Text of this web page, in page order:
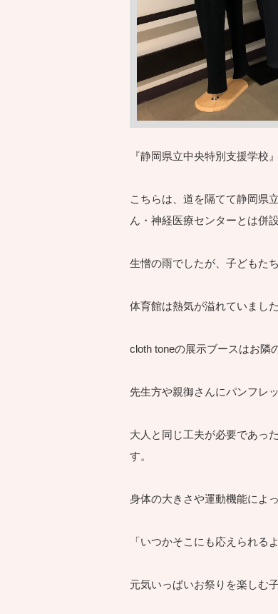
『静岡県立中央特別支援学校
こちらは、道を隔てて静岡県
ん・神経医療センターとは併
生憎の雨でしたが、子どもた
体育館は熱気が溢れていました
cloth toneの展示ブースはお隣
先生方や親御さんにパンフレ
大人と同じ工夫が必要であっ
す。
身体の大きさや運動機能によ
「いつかそこにも応えられる
元気いっぱいお祭りを楽しむ